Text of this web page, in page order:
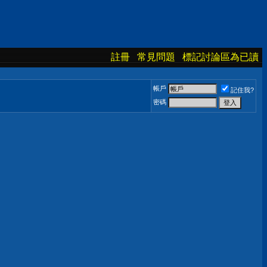
註冊 常見問題 標記討論區為已讀
帳戶
記住我?
密碼